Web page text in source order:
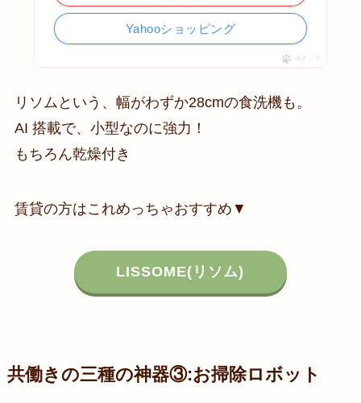
Yahooショッピング
ポチップ
リソムという、幅がわずか28cmの食洗機も。
AI 搭載で、小型なのに強力！
もちろん乾燥付き
賃貸の方はこれめっちゃおすすめ▼
LISSOME(リソム)
共働きの三種の神器③:お掃除ロボット